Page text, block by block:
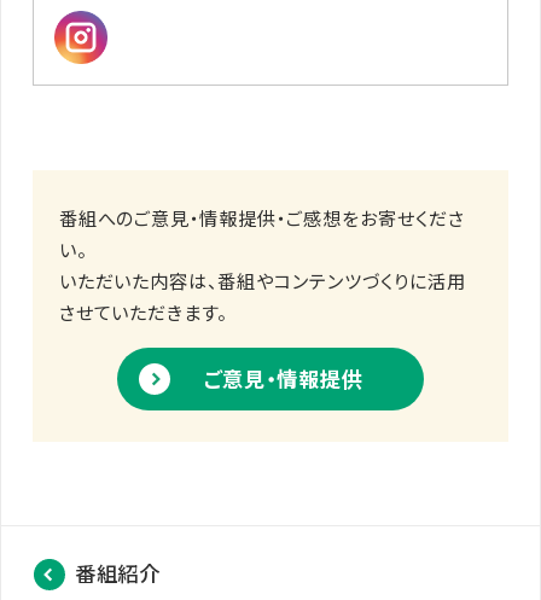
番組へのご意見・情報提供・ご感想をお寄せくださ
い。
いただいた内容は、番組やコンテンツづくりに活用
させていただきます。
ご意見・情報提供
番組紹介